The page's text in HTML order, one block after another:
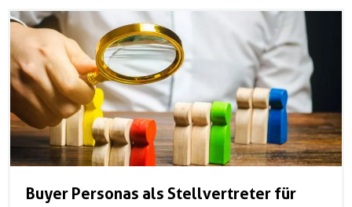
Buyer Personas als Stellvertreter für